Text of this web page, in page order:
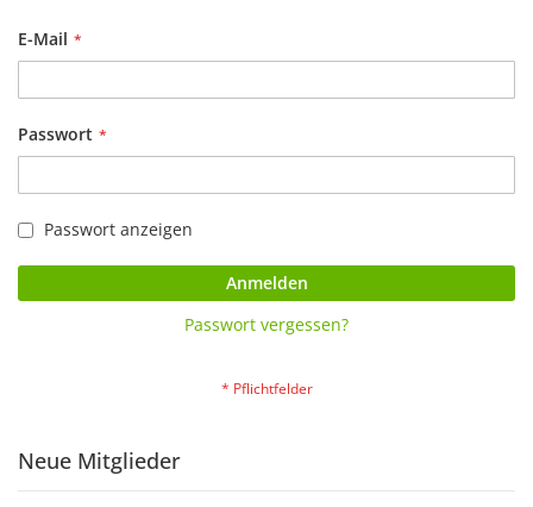
E-Mail
Passwort
Passwort anzeigen
Anmelden
Passwort vergessen?
Neue Mitglieder